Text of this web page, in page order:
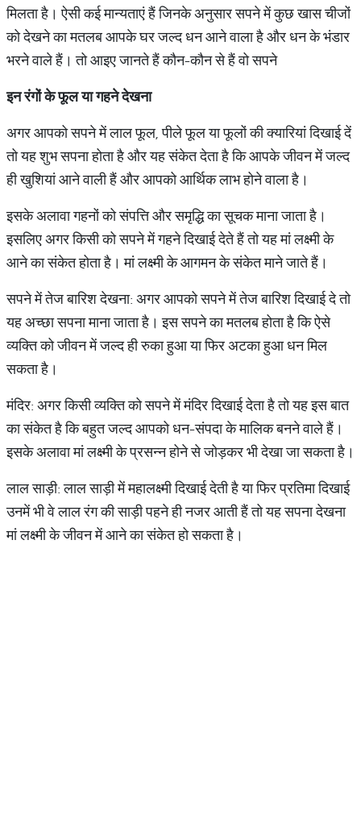
मिलता है। ऐसी कई मान्यताएं हैं जिनके अनुसार सपने में कुछ खास चीजों
को देखने का मतलब आपके घर जल्द धन आने वाला है और धन के भंडार
भरने वाले हैं। तो आइए जानते हैं कौन-कौन से हैं वो सपने
इनरंगोंकेफूलयागहनेदेखना
अगर आपको सपने में लाल फूल, पीले फूल या फूलों की क्यारियां दिखाई दें
तो यह शुभ सपना होता है और यह संकेत देता है कि आपके जीवन में जल्द
ही खुशियां आने वाली हैं और आपको आर्थिक लाभ होने वाला है।
इसके अलावा गहनों को संपत्ति और समृद्धि का सूचक माना जाता है।
इसलिए अगर किसी को सपने में गहने दिखाई देते हैं तो यह मां लक्ष्मी के
आने का संकेत होता है। मां लक्ष्मी के आगमन के संकेत माने जाते हैं।
सपने में तेज बारिश देखना: अगर आपको सपने में तेज बारिश दिखाई दे तो
यह अच्छा सपना माना जाता है। इस सपने का मतलब होता है कि ऐसे
व्यक्ति को जीवन में जल्द ही रुका हुआ या फिर अटका हुआ धन मिल
सकता है।
मंदिर: अगर किसी व्यक्ति को सपने में मंदिर दिखाई देता है तो यह इस बात
का संकेत है कि बहुत जल्द आपको धन-संपदा के मालिक बनने वाले हैं।
इसके अलावा मां लक्ष्मी के प्रसन्न होने से जोड़कर भी देखा जा सकता है।
लाल साड़ी: लाल साड़ी में महालक्ष्मी दिखाई देती है या फिर प्रतिमा दिखाई
उनमें भी वे लाल रंग की साड़ी पहने ही नजर आती हैं तो यह सपना देखना
मां लक्ष्मी के जीवन में आने का संकेत हो सकता है।